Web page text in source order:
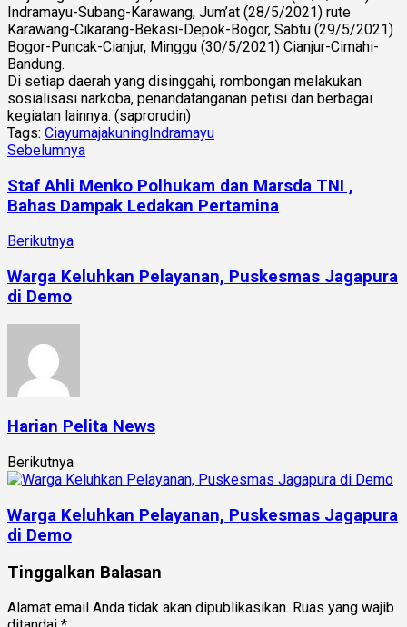
Indramayu-Subang-Karawang, Jum’at (28/5/2021) rute
Karawang-Cikarang-Bekasi-Depok-Bogor, Sabtu (29/5/2021)
Bogor-Puncak-Cianjur, Minggu (30/5/2021) Cianjur-Cimahi-
Bandung.
Di setiap daerah yang disinggahi, rombongan melakukan
sosialisasi narkoba, penandatanganan petisi dan berbagai
kegiatan lainnya. (saprorudin)
Tags: CiayumajakuningIndramayu
Sebelumnya
Staf Ahli Menko Polhukam dan Marsda TNI ,
Bahas Dampak Ledakan Pertamina
Berikutnya
Warga Keluhkan Pelayanan, Puskesmas Jagapura
di Demo
Harian Pelita News
Berikutnya
Warga Keluhkan Pelayanan, Puskesmas Jagapura
di Demo
Tinggalkan Balasan
Alamat email Anda tidak akan dipublikasikan. Ruas yang wajib